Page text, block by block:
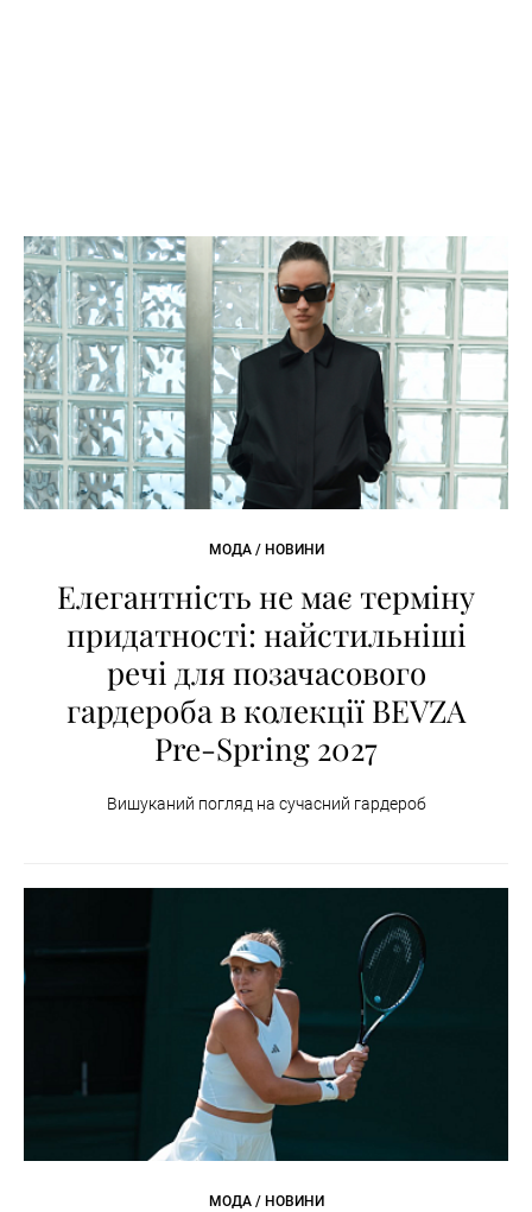
МОДА / НОВИНИ
Елегантність не має терміну
придатності: найстильніші
речі для позачасового
гардероба в колекції BEVZA
Pre-Spring 2027
Вишуканий погляд на сучасний гардероб
МОДА / НОВИНИ